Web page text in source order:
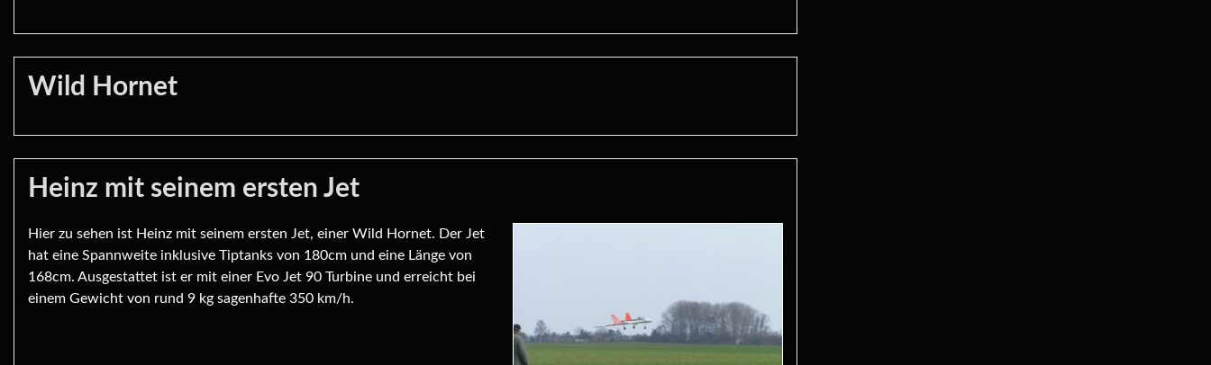
Wild Hornet
Heinz mit seinem ersten Jet
Hier zu sehen ist Heinz mit seinem ersten Jet, einer Wild Hornet. Der Jet
hat eine Spannweite inklusive Tiptanks von 180cm und eine Länge von
168cm. Ausgestattet ist er mit einer Evo Jet 90 Turbine und erreicht bei
einem Gewicht von rund 9 kg sagenhafte 350 km/h.